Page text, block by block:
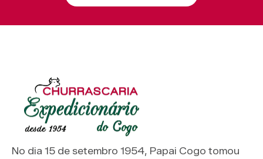
No dia 15 de setembro 1954, Papai Cogo tomou